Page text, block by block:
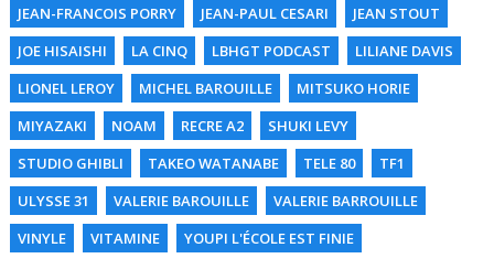
JEAN-FRANCOIS PORRY
JEAN-PAUL CESARI
JEAN STOUT
JOE HISAISHI
LA CINQ LBHGT PODCAST
LILIANE DAVIS
LIONEL LEROY
MICHEL BAROUILLE
MITSUKO HORIE
MIYAZAKI
NOAM RECRE A2
SHUKI LEVY
STUDIO GHIBLI
TAKEO WATANABE TELE 80
TF1
ULYSSE 31
VALERIE BAROUILLE
VALERIE BARROUILLE
VINYLE
VITAMINE YOUPI L'ÉCOLE EST FINIE